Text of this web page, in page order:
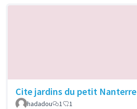
Cite jardins du petit Nanterre
hadadou
1 1